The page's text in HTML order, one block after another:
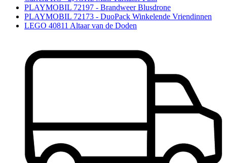
PLAYMOBIL 72197 - Brandweer Blusdrone
PLAYMOBIL 72173 - DuoPack Winkelende Vriendinnen
LEGO 40811 Altaar van de Doden